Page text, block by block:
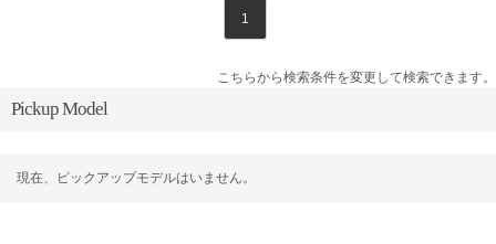
1
こちらから検索条件を変更して検索できます。
Pickup Model
現在、ピックアップモデルはいません。